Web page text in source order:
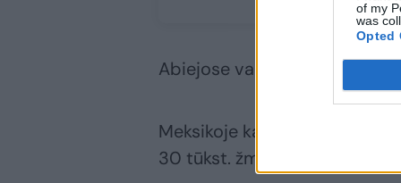
of my
was
Opted
Abiejose valstijose yra daug
Meksikoje karteliai jau
30 tūkst. žmogžudysčių.